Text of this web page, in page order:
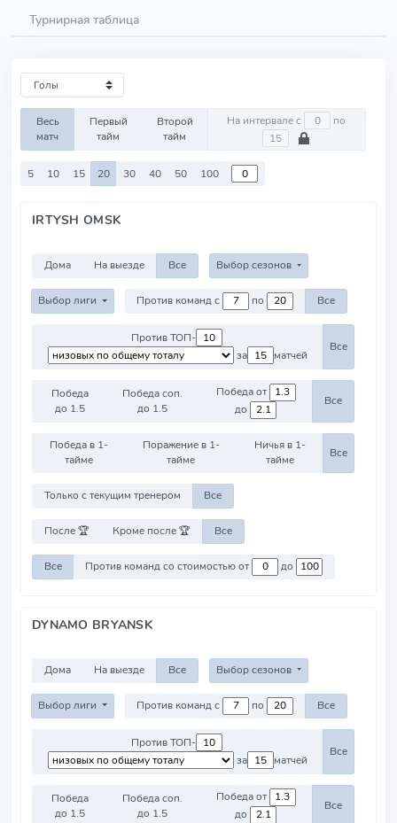
Турнирная таблица
Весь
матч
Первый
тайм
Второй
тайм
На интервале с по
5 10 15 20 30 40 50 100
IRTYSH OMSK
Дома На выезде Все Выбор сезонов
Выбор лиги Против команд с по Все
Против ТОП-
за
матчей
Все
Победа
до 1.5
Победа соп.
до 1.5
Победа от
до
Все
Победа в 1-
тайме
Поражение в 1-
тайме
Ничья в 1-
тайме
Все
Только с текущим тренером Все
После 🏆 Кроме после 🏆 Все
Все Против команд со стоимостью от до
DYNAMO BRYANSK
Дома На выезде Все Выбор сезонов
Выбор лиги Против команд с по Все
Против ТОП-
за
матчей
Все
Победа
до 1.5
Победа соп.
до 1.5
Победа от
до
Все